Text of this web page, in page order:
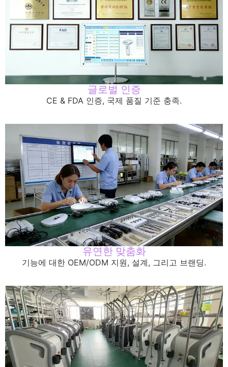
글로벌 인증
CE & FDA 인증, 국제 품질 기준 충족.
유연한 맞춤화
기능에 대한 OEM/ODM 지원, 설계, 그리고 브랜딩.